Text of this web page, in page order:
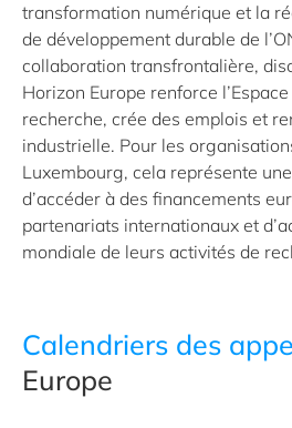
transformation numérique et la
de développement durable de
collaboration transfrontalière,
Horizon Europe renforce
recherche, crée des emplois et
industrielle. Pour les
Luxembourg, cela représente
d’accéder à des financements
partenariats internationaux et
mondiale de leurs activités de
Calendriers des
Europe